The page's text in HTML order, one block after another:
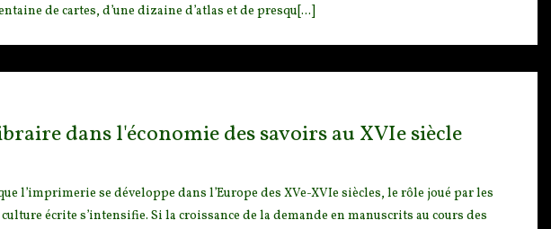
de cartes, d’une dizaine d’atlas et de presqu[...]
dans l'économie des savoirs au XVIe siècle
l’imprimerie se développe dans l’Europe des XVe-XVIe siècles, le rôle joué par les
re écrite s’intensifie. Si la croissance de la demande en manuscrits au cours des